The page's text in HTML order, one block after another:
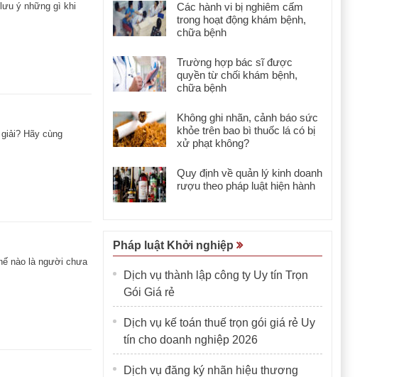
ý những gì khi
Hãy cùng
nào là người chưa
Các hành vi bị nghiêm cấm
trong hoạt động khám bệnh,
chữa bệnh
Trường hợp bác sĩ được
quyền từ chối khám bệnh,
chữa bệnh
Không ghi nhãn, cảnh báo sức
khỏe trên bao bì thuốc lá có bị
xử phạt không?
Quy định về quản lý kinh doanh
rượu theo pháp luật hiện hành
Pháp luật Khởi nghiệp
Dịch vụ thành lập công ty Uy tín Trọn
Gói Giá rẻ
Dịch vụ kế toán thuế trọn gói giá rẻ Uy
tín cho doanh nghiệp 2026
Dịch vụ đăng ký nhãn hiệu thương